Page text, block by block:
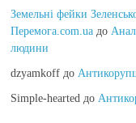
Земельні фейки
Перемога.com.ua до
людини
dzyamkoff до
Simple-hearted до